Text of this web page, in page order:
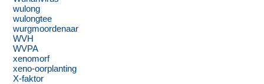
wulong
wulongtee
wurgmoordenaar
WVH
WVPA
xenomorf
xeno-oorplanting
X-faktor